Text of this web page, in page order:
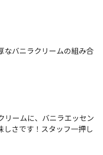
なバニラクリームの組み合
リームに、バニラエッセン
しさです！スタッフ一押し